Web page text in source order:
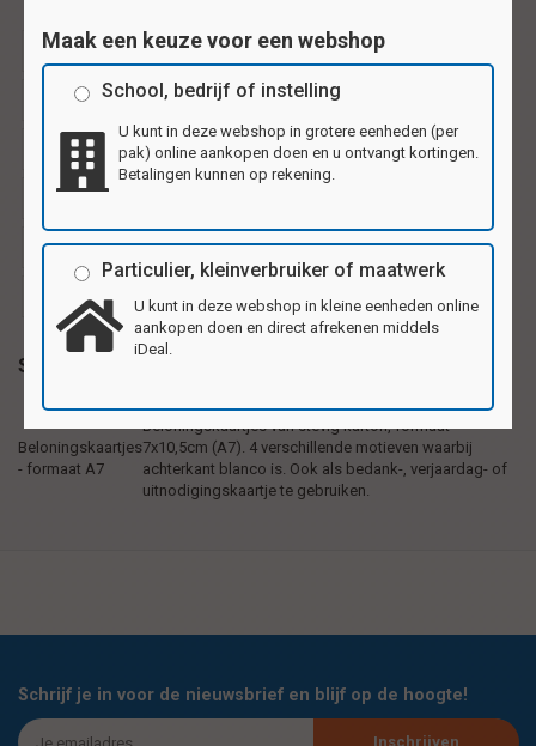
ansichtkaartje ansichtkaartjes bedankkaartjes
beloningskaarten beloningskaartje
kleine kaartjes uitnodigingskaartje
uitnodigingskaartjes
verjaardagskaartjes wenskaarten wenskaartje
wenskaartjes
Specificaties
Beloningskaartjes
- formaat A7
Beloningskaartjes van stevig karton, formaat
7x10,5cm (A7). 4 verschillende motieven waarbij
achterkant blanco is. Ook als bedank-, verjaardag- of
uitnodigingskaartje te gebruiken.
Schrijf je in voor de nieuwsbrief en blijf op de hoogte!
Inschrijven
Maak een keuze voor een webshop
School, bedrijf of instelling
U kunt in deze webshop in grotere eenheden (per
pak) online aankopen doen en u ontvangt kortingen.
Betalingen kunnen op rekening.
Particulier, kleinverbruiker of maatwerk
U kunt in deze webshop in kleine eenheden online
aankopen doen en direct afrekenen middels
iDeal.